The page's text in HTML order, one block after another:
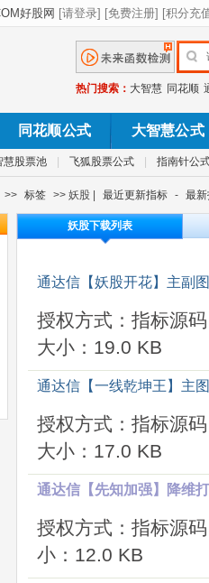
热门搜索： 大智慧 同花顺
同花顺公式 大智慧公式
慧股票池 飞狐股票公式 指南针公
>> 标签 >> 妖股 | 最近更新指标 - 最
妖股下载列表
通达信【妖股开花】主副
授权方式：指标源码
大小：19.0 KB
通达信【一线乾坤王】主
授权方式：指标源码
大小：17.0 KB
通达信【先知加强】降维
授权方式：指标源码
小：12.0 KB